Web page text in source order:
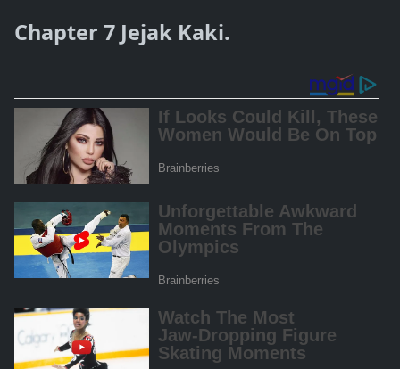
Chapter 7 Jejak Kaki.